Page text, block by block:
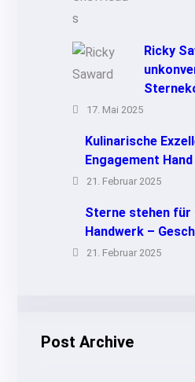
Ricky
17. Mai 2025
Kulinarische
Engagement
21. Februar 2025
Sterne stehen für
Handwerk –
21. Februar 2025
Post Archive